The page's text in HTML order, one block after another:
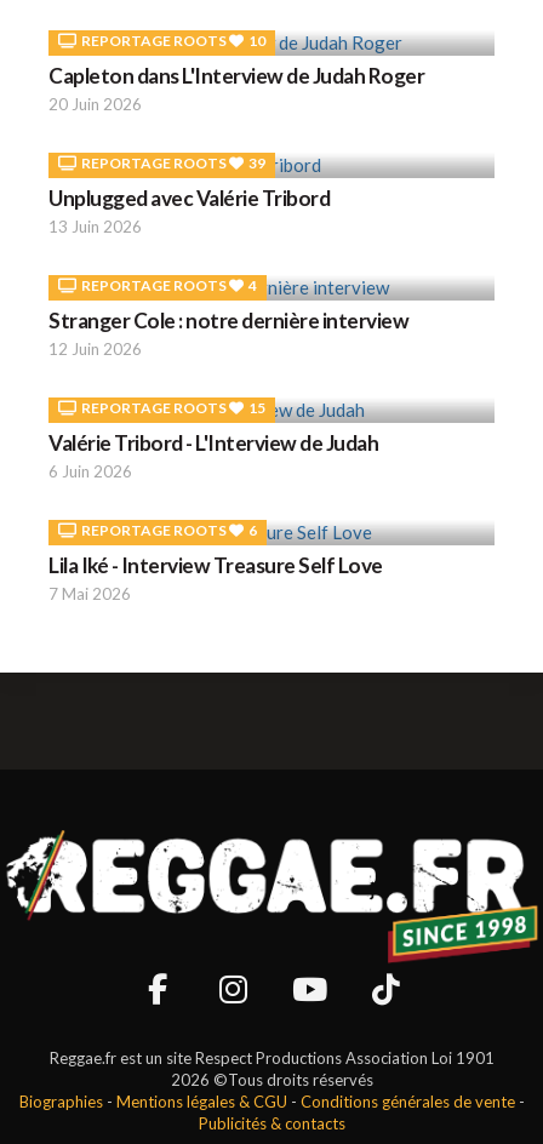
REPORTAGE ROOTS 10
Capleton dans L'Interview de Judah Roger
20 Juin 2026
REPORTAGE ROOTS 39
Unplugged avec Valérie Tribord
13 Juin 2026
REPORTAGE ROOTS 4
Stranger Cole : notre dernière interview
12 Juin 2026
REPORTAGE ROOTS 15
Valérie Tribord - L'Interview de Judah
6 Juin 2026
REPORTAGE ROOTS 6
Lila Iké - Interview Treasure Self Love
7 Mai 2026
Reggae.fr est un site Respect Productions Association Loi 1901
2026 ©Tous droits réservés
Biographies- Mentions légales & CGU - Conditions générales de vente-
Publicités & contacts